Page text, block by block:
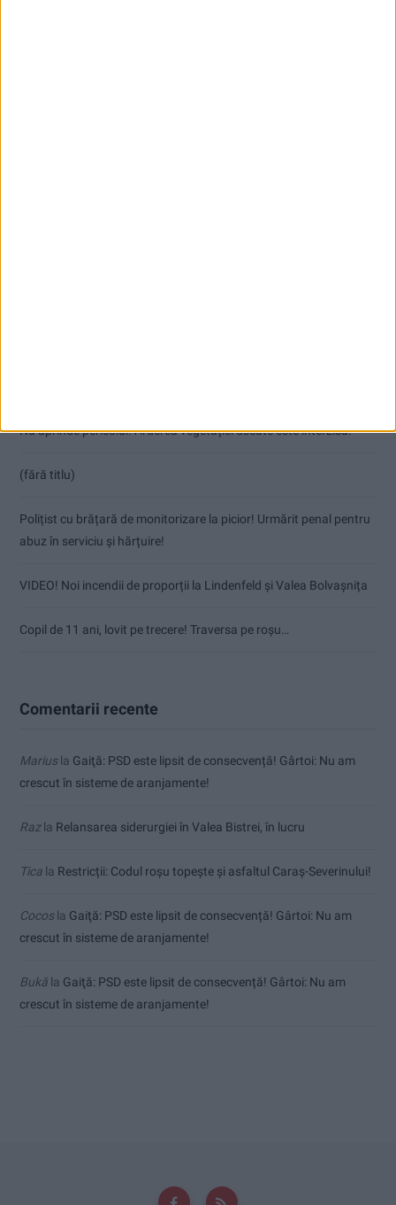
Nu aprinde pericolul! Arderea vegetației uscate este interzisă!
(fără titlu)
Polițist cu brățară de monitorizare la picior! Urmărit penal pentru
abuz în serviciu și hărțuire!
VIDEO! Noi incendii de proporții la Lindenfeld și Valea Bolvașnița
Copil de 11 ani, lovit pe trecere! Traversa pe roșu…
Comentarii recente
Mariusla Gaiţă: PSD este lipsit de consecvență! Gârtoi: Nu am
crescut în sisteme de aranjamente!
Razla Relansarea siderurgiei în Valea Bistrei, în lucru
Tica la Restricții: Codul roșu topește și asfaltul Caraș-Severinului!
Cocosla Gaiţă: PSD este lipsit de consecvență! Gârtoi: Nu am
crescut în sisteme de aranjamente!
Bukă la Gaiţă: PSD este lipsit de consecvență! Gârtoi: Nu am
crescut în sisteme de aranjamente!